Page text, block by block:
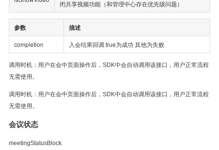
闭共享视频功能（和管理中心存在优先级问题）
参数 描述
completion 入会结果回调 true为成功 其他为失败
调用时机：用户在会中页面操作后，SDK中会自动调用该接口，用户正常流程
无需使用。
调用时机：用户在会中页面操作后，SDK中会自动调用该接口，用户正常流程
无需使用。
会议状态
meetingStatusBlock